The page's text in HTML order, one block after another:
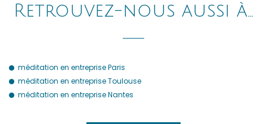
Retrouvez-nous aussi à…
méditation en entreprise Paris
méditation en entreprise Toulouse
méditation en entreprise Nantes